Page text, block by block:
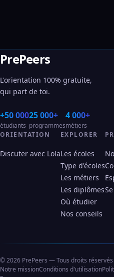
PrePeers
L'orientation 100% gratuite,
qui part de toi.
+50 000
étudiants
25 000+
programmes
4 000+
métiers
ORIENTATION
Discuter avec Lola
EXPLORER
Les écoles
Type d'écoles
Les métiers
Les diplômes
Où étudier
Nos conseils
© 2026 PrePeers — Tous droits réservés
Notre missionConditions d'utilisation